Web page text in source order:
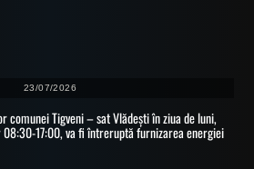
23/07/2026
comunei Tigveni – sat Vlădești în ziua de luni,
17:00, va fi întreruptă furnizarea energiei